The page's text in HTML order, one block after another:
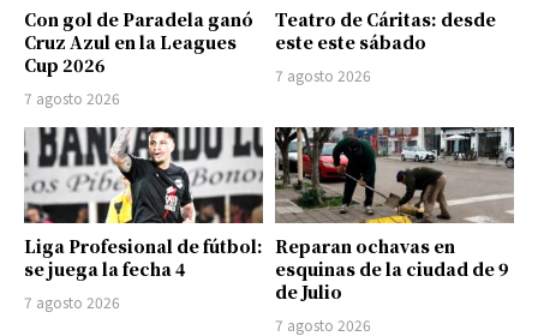
Con gol de Paradela ganó
Cruz Azul en la Leagues
Cup 2026
7 agosto 2026
Teatro de Cáritas: desde
este este sábado
7 agosto 2026
Liga Profesional de fútbol:
se juega la fecha 4
7 agosto 2026
Reparan ochavas en
esquinas de la ciudad de 9
de Julio
7 agosto 2026